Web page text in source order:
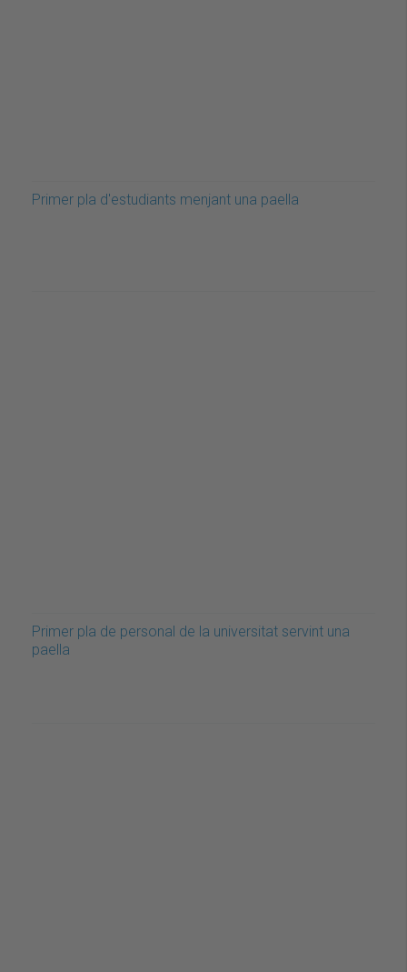
Primer pla d'estudiants menjant una paella
Primer pla de personal de la universitat servint una
paella